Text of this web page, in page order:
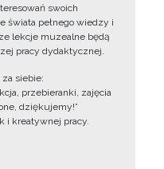
swoich
świata pełnego wiedzy i
lekcje muzealne będą
pracy dydaktycznej.
siebie:
przebieranki, zajęcia
dziękujemy!”
i kreatywnej pracy.